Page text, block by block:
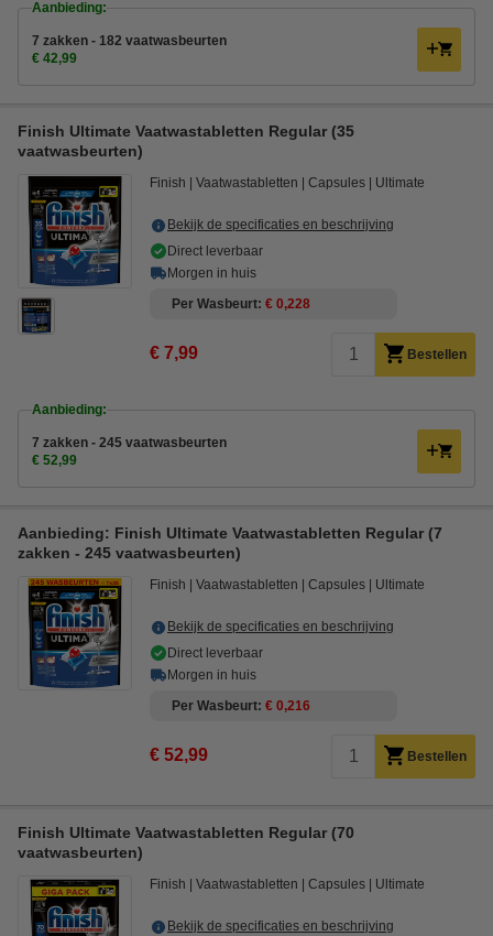
Aanbieding:
7 zakken - 182 vaatwasbeurten
€ 42,99
Finish Ultimate Vaatwastabletten Regular (35
vaatwasbeurten)
Finish Vaatwastabletten Capsules Ultimate
Bekijk de specificaties en beschrijving
Direct leverbaar
Morgen in huis
Per Wasbeurt € 0,228
€ 7,99 Bestellen
Aanbieding:
7 zakken - 245 vaatwasbeurten
€ 52,99
Aanbieding: Finish Ultimate Vaatwastabletten Regular (7
zakken - 245 vaatwasbeurten)
Finish Vaatwastabletten Capsules Ultimate
Bekijk de specificaties en beschrijving
Direct leverbaar
Morgen in huis
Per Wasbeurt € 0,216
€ 52,99 Bestellen
Finish Ultimate Vaatwastabletten Regular (70
vaatwasbeurten)
Finish Vaatwastabletten Capsules Ultimate
Bekijk de specificaties en beschrijving